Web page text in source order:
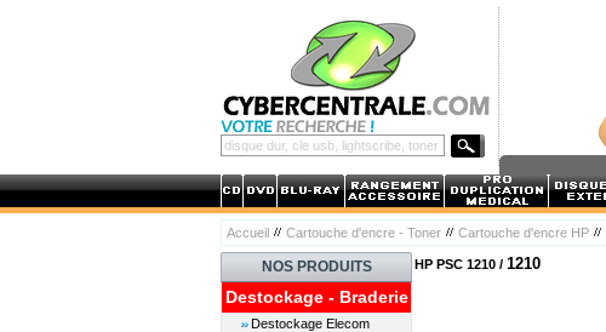
Accueil Cartouche d'encre - Toner Cartouche d'encre HP
NOS PRODUITS
Destockage - Braderie
Destockage Elecom
HP PSC 1210 / 1210